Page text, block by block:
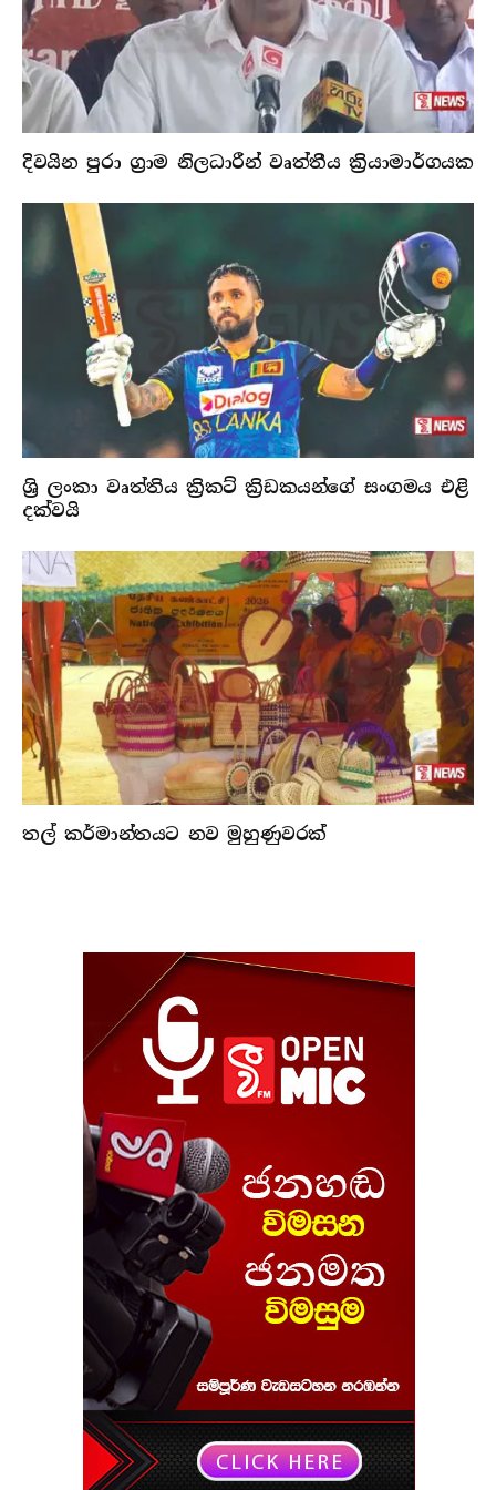
දිවයින පුරා ග්‍රාම නිලධාරීන් වෘත්තීය ක්‍රියාමාර්ගයක
ශ්‍රි ලංකා වෘත්තිය ක්‍රිකට් ක්‍රිඩකයන්ගේ සංගමය එළි
දක්වයි
තල් කර්මාන්තයට නව මුහුණුවරක්